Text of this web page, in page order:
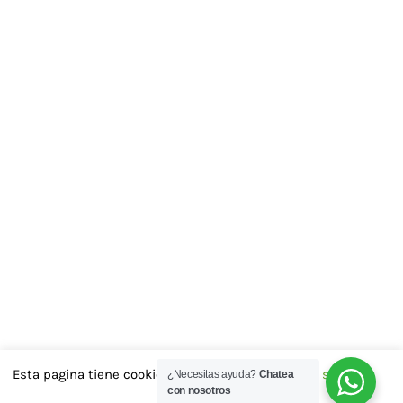
Esta pagina tiene cookies las aceptas..? Cookie settings
¿Necesitas ayuda? Chatea
con nosotros